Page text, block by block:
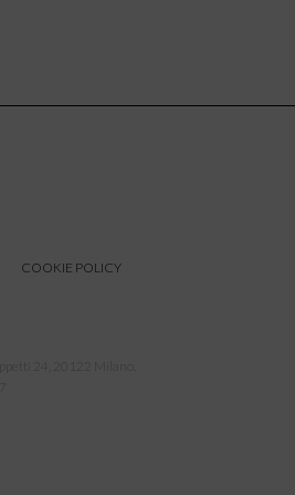
COOKIE POLICY